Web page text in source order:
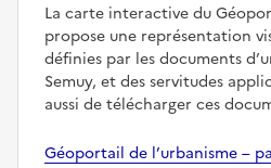
La carte interactive du
propose une représentation
définies par les documents
Semuy, et des servitudes
aussi de télécharger ces
Géoportail de l’urbanisme –